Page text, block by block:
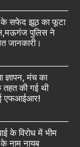
के सफेद झूठ का फूटा
पुलिस ने
जानकारी।
मंच का
तहत की गई थी
एफआईआर!
के विरोध में भीम
नाम नायब